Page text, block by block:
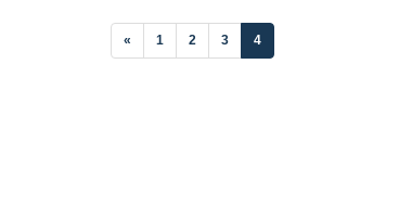
« 1 2 3 4(current)